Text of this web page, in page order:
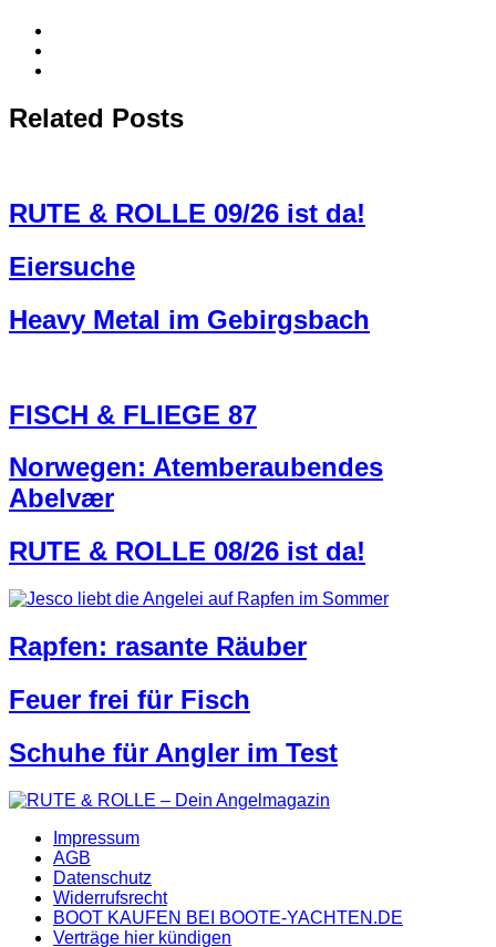
Related Posts
RUTE & ROLLE 09/26 ist da!
Eiersuche
Heavy Metal im Gebirgsbach
FISCH & FLIEGE 87
Norwegen: Atemberaubendes
Abelvær
RUTE & ROLLE 08/26 ist da!
Rapfen: rasante Räuber
Feuer frei für Fisch
Schuhe für Angler im Test
Impressum
AGB
Datenschutz
Widerrufsrecht
BOOT KAUFEN BEI BOOTE-YACHTEN.DE
Verträge hier kündigen